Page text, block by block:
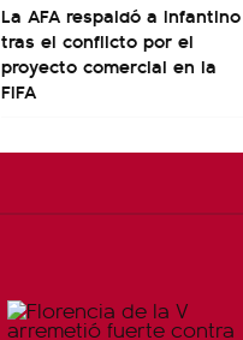
La AFA respaldó a Infantino
tras el conflicto por el
proyecto comercial en la
FIFA